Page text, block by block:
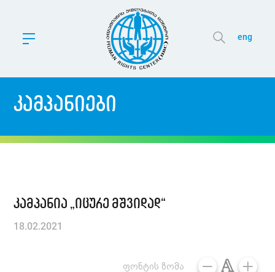
eng
კამპანიები
კამპანია „იცურე მშვიდად“
18.02.2021
ფონტის ზომა